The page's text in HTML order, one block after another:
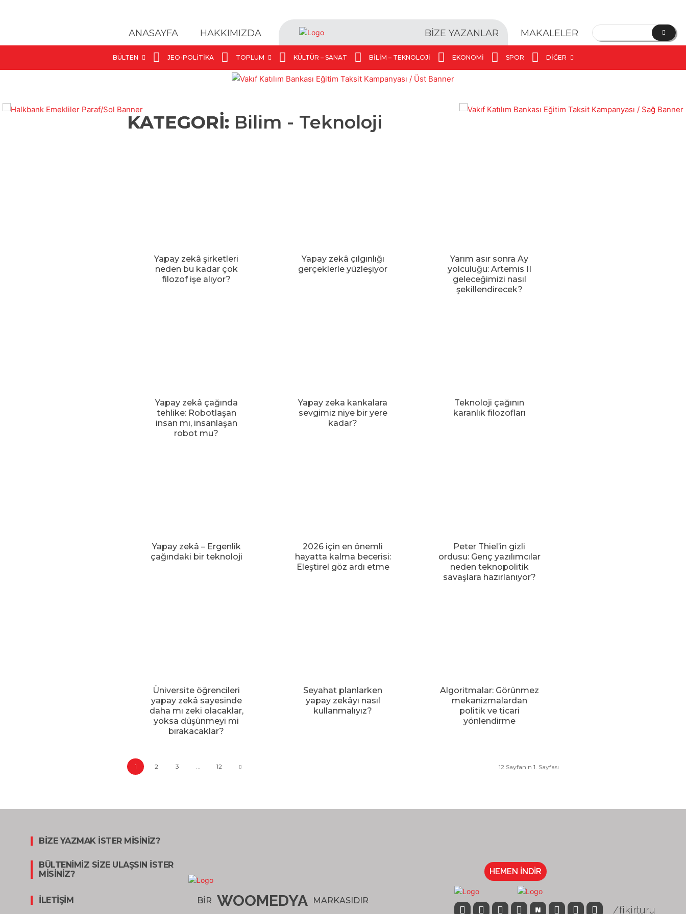
ANASAYFA HAKKIMIZDA BİZE YAZANLAR MAKALELER
BÜLTEN JEO-POLITIKA TOPLUM KÜLTÜR – SANAT BILIM – TEKNOLOJI EKONOMI SPOR DIĞER
KATEGORİ: Bilim - Teknoloji
Yapay zekâ şirketleri
neden bu kadar çok
filozof işe alıyor?
Yapay zekâ çılgınlığı
gerçeklerle yüzleşiyor
Yarım asır sonra Ay
yolculuğu: Artemis II
geleceğimizi nasıl
şekillendirecek?
Yapay zekâ çağında
tehlike: Robotlaşan
insan mı, insanlaşan
robot mu?
Yapay zeka kankalara
sevgimiz niye bir yere
kadar?
Teknoloji çağının
karanlık filozofları
Yapay zekâ – Ergenlik
çağındaki bir teknoloji
2026 için en önemli
hayatta kalma becerisi:
Eleştirel göz ardı etme
Peter Thiel’in gizli
ordusu: Genç yazılımcılar
neden teknopolitik
savaşlara hazırlanıyor?
Üniversite öğrencileri
yapay zekâ sayesinde
daha mı zeki olacaklar,
yoksa düşünmeyi mi
bırakacaklar?
Seyahat planlarken
yapay zekâyı nasıl
kullanmalıyız?
Algoritmalar: Görünmez
mekanizmalardan
politik ve ticari
yönlendirme
1 2 3 ... 12 12 Sayfanın 1. Sayfası
BİZE YAZMAK İSTER MİSİNİZ?
BÜLTENİMİZ SİZE ULAŞSIN İSTER
MİSİNİZ?
İLETİŞİM BİR WOOMEDYA MARKASIDIR
HEMEN İNDİR
/fikirturu